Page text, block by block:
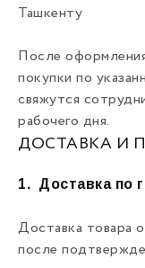
Ташкенту
После
покупки по
свяжутся
рабочего дня.
ДОСТАВКА И
1. Доставка по
Доставка товара
после